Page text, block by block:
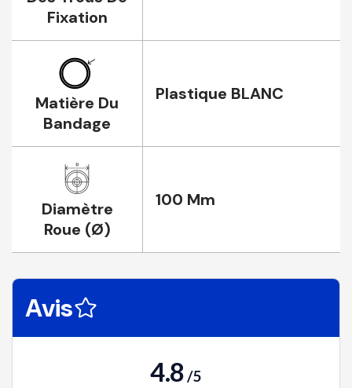
Fixation
Matière Du
Bandage
Plastique BLANC
Diamètre
Roue (Ø)
100 Mm
Avis
4.8/5